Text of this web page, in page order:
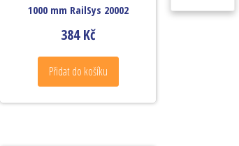
1000 mm RailSys 20002
384Kč
Přidat do košíku